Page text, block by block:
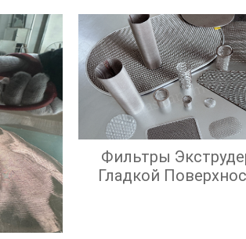
Фильтры
Гладкой